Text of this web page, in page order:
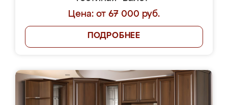
Цена: от 67 000 руб.
ПОДРОБНЕЕ